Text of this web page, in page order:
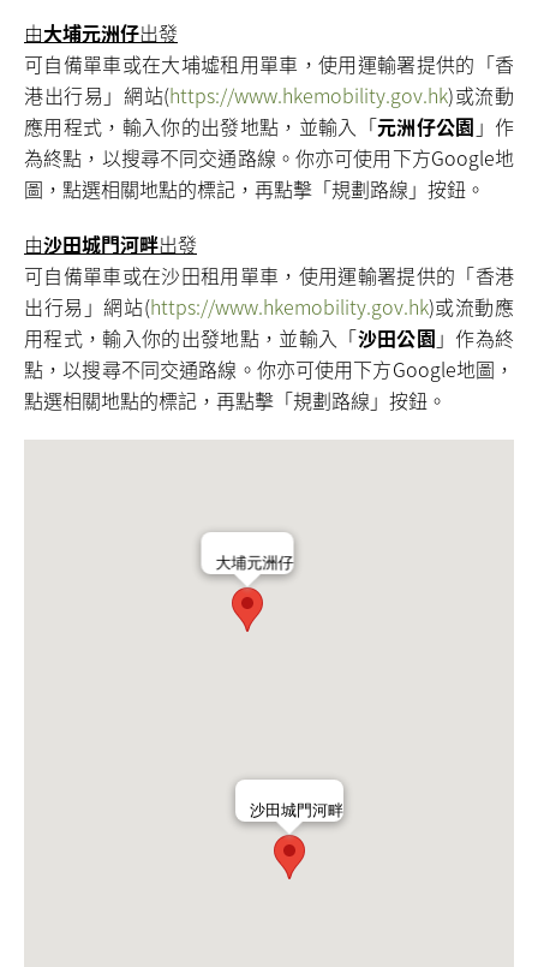
由大埔元洲仔出發
可自備單車或在大埔墟租用單車，使用運輸署提供的「香
港出行易」網站(https://www.hkemobility.gov.hk)或流動
應用程式，輸入你的出發地點，並輸入「元洲仔公園 」作
為終點，以搜尋不同交通路線。你亦可使用下方Google地
圖，點選相關地點的標記，再點擊「規劃路線」按鈕。
由沙田城門河畔出發
可自備單車或在沙田租用單車，使用運輸署提供的「香港
出行易」網站(https://www.hkemobility.gov.hk)或流動應
用程式，輸入你的出發地點，並輸入「沙田公園 」作為終
點，以搜尋不同交通路線。你亦可使用下方Google地圖，
點選相關地點的標記，再點擊「規劃路線」按鈕。
大埔元洲仔
沙田城門河畔